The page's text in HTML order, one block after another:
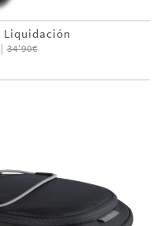
Liquidación
|34'90€